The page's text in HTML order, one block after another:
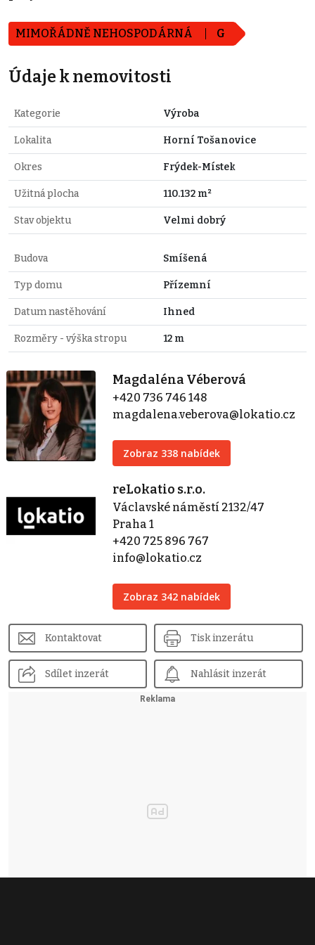
MIMOŘÁDNĚ NEHOSPODÁRNÁ G
Údaje k nemovitosti
Kategorie Výroba
Lokalita Horní Tošanovice
Okres Frýdek-Místek
Užitná plocha 110.132 m²
Stav objektu Velmi dobrý
Budova Smíšená
Typ domu Přízemní
Datum nastěhování Ihned
Rozměry - výška stropu 12 m
Magdaléna Véberová
+420 736 746 148
magdalena.veberova@lokatio.cz
Zobraz 338 nabídek
reLokatio s.r.o.
Václavské náměstí 2132/47
Praha 1
+420 725 896 767
info@lokatio.cz
Zobraz 342 nabídek
Kontaktovat Tisk inzerátu
Sdílet inzerát Nahlásit inzerát